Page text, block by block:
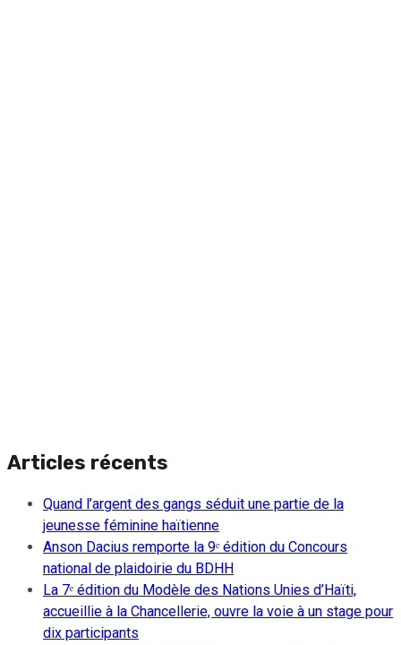
Articles récents
Quand l’argent des gangs séduit une partie de la
jeunesse féminine haïtienne
Anson Dacius remporte la 9ᵉ édition du Concours
national de plaidoirie du BDHH
La 7ᵉ édition du Modèle des Nations Unies d’Haïti,
accueillie à la Chancellerie, ouvre la voie à un stage pour
dix participants